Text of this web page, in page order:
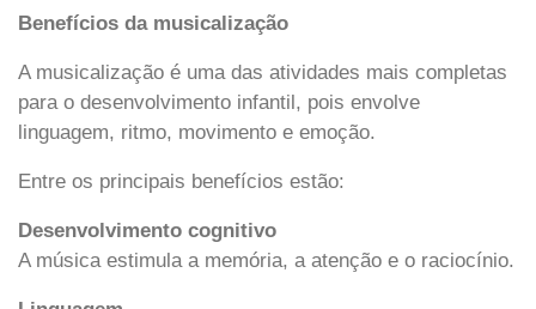
Benefícios da musicalização
A musicalização é uma das atividades mais completas
para o desenvolvimento infantil, pois envolve
linguagem, ritmo, movimento e emoção.
Entre os principais benefícios estão:
Desenvolvimento cognitivo
A música estimula a memória, a atenção e o raciocínio.